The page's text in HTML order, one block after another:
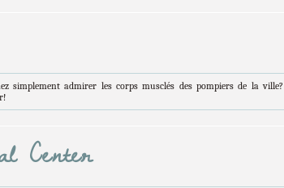
Votez pour nousici,làetmaintenant
à tous les deux heures merciiii (=
simplement admirer les corps musclés des pompiers de la ville?
Center